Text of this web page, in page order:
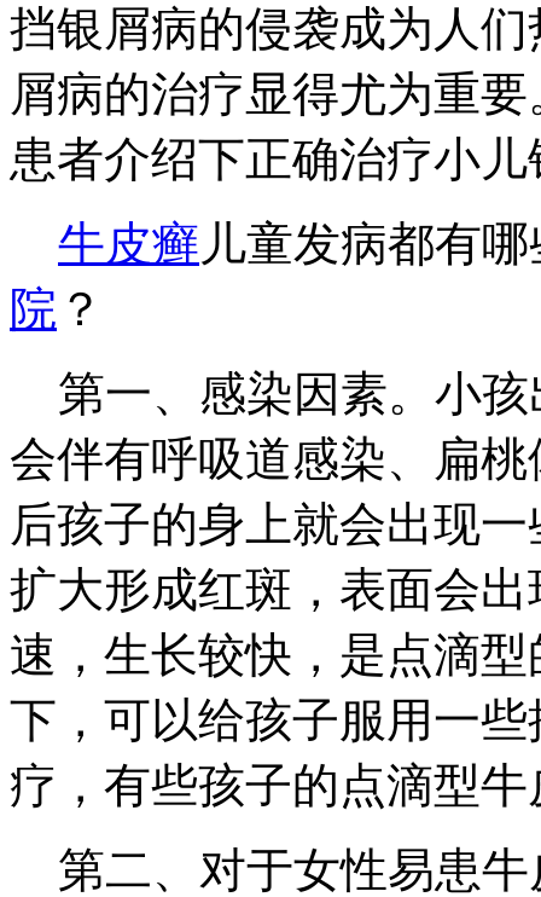
挡银屑病的侵袭成为人
屑病的治疗显得尤为重
患者介绍下正确治疗小
牛皮癣 儿童发病都有
院 ？
第一、感染因素。小孩
会伴有呼吸道感染、扁
后孩子的身上就会出现
扩大形成红斑，表面会
速，生长较快，是点滴
下，可以给孩子服用一
疗，有些孩子的点滴型
第二、对于女性易患牛